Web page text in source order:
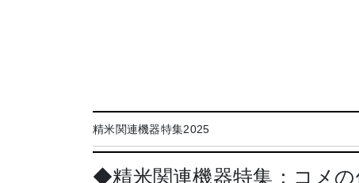
精米関連機器特集2025
◆精米関連機器特集：コメ